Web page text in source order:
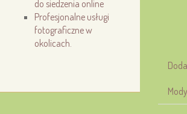
do siedzenia online
Profesjonalne usługi
fotograficzne w
okolicach.